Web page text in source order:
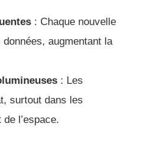
: Chaque nouvelle
augmentant la
: Les
surtout dans les
l’espace.